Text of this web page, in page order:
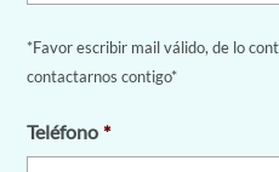
*Favor escribir mail válido, de lo
contactarnos contigo*
Teléfono *